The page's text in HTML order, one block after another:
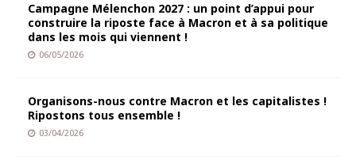
Campagne Mélenchon 2027 : un point d’appui pour
construire la riposte face à Macron et à sa politique
dans les mois qui viennent !
06/05/2026
Organisons-nous contre Macron et les capitalistes !
Ripostons tous ensemble !
03/04/2026